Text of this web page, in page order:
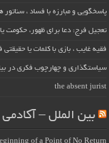
پاسخگویی و مبارزه با فساد ،
تعجیل فرج: دعا برای ظهور، حکومت
فقیه غایب ، بازی با کلمات یا
سیاستگذاری و چهارچوب فکری در
the absent jurist
بین الملل – آکادمی